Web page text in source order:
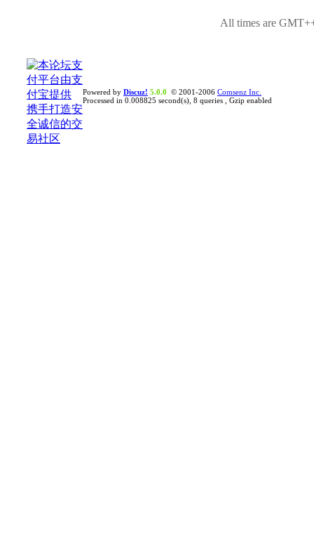
All times are
Powered by Discuz! 5.0.0 © 2001-2006 Comsenz Inc.
Processed in 0.008825 second(s), 8 queries , Gzip enabled